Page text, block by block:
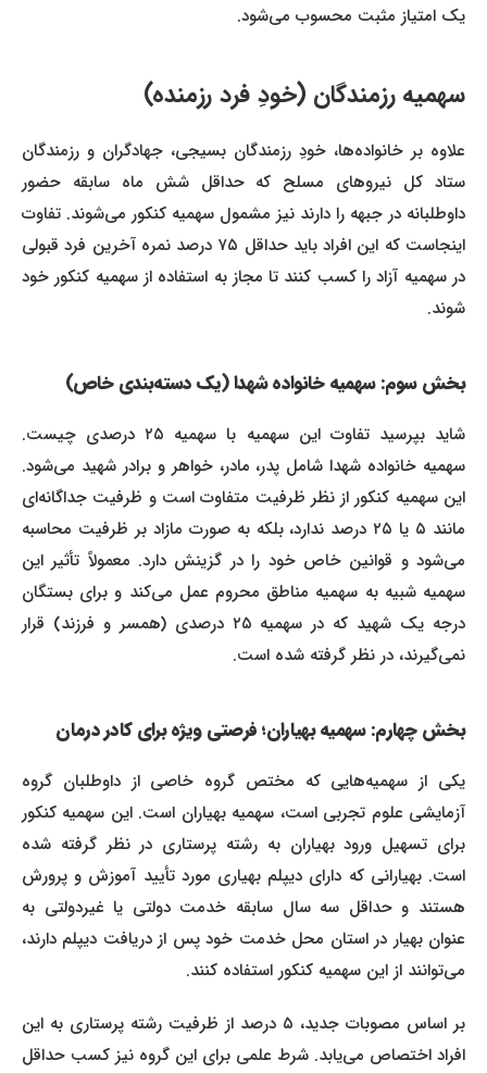
یک امتیاز مثبت محسوب می‌شود.
سهمیه رزمندگان (خودِ فرد رزمنده)
علاوه بر خانواده‌ها، خودِ رزمندگان بسیجی، جهادگران و رزمندگان
ستاد کل نیروهای مسلح که حداقل شش ماه سابقه حضور
داوطلبانه در جبهه را دارند نیز مشمول سهمیه کنکور می‌شوند. تفاوت
اینجاست که این افراد باید حداقل ۷۵ درصد نمره آخرین فرد قبولی
در سهمیه آزاد را کسب کنند تا مجاز به استفاده از سهمیه کنکور خود
شوند.
بخش سوم: سهمیه خانواده شهدا (یک دسته‌بندی خاص)
شاید بپرسید تفاوت این سهمیه با سهمیه ۲۵ درصدی چیست.
سهمیه خانواده شهدا شامل پدر، مادر، خواهر و برادر شهید می‌شود.
این سهمیه کنکور از نظر ظرفیت متفاوت است و ظرفیت جداگانه‌ای
مانند ۵ یا ۲۵ درصد ندارد، بلکه به صورت مازاد بر ظرفیت محاسبه
می‌شود و قوانین خاص خود را در گزینش دارد. معمولاً تأثیر این
سهمیه شبیه به سهمیه مناطق محروم عمل می‌کند و برای بستگان
درجه یک شهید که در سهمیه ۲۵ درصدی (همسر و فرزند) قرار
نمی‌گیرند، در نظر گرفته شده است.
بخش چهارم: سهمیه بهیاران؛ فرصتی ویژه برای کادر درمان
یکی از سهمیه‌هایی که مختص گروه خاصی از داوطلبان گروه
آزمایشی علوم تجربی است، سهمیه بهیاران است. این سهمیه کنکور
برای تسهیل ورود بهیاران به رشته پرستاری در نظر گرفته شده
است. بهیارانی که دارای دیپلم بهیاری مورد تأیید آموزش و پرورش
هستند و حداقل سه سال سابقه خدمت دولتی یا غیردولتی به
عنوان بهیار در استان محل خدمت خود پس از دریافت دیپلم دارند،
می‌توانند از این سهمیه کنکور استفاده کنند.
بر اساس مصوبات جدید، ۵ درصد از ظرفیت رشته پرستاری به این
افراد اختصاص می‌یابد. شرط علمی برای این گروه نیز کسب حداقل